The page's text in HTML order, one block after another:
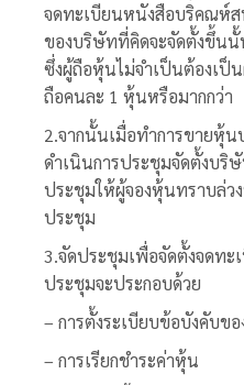
จดทะเบียนหนังสือบริคณห์
ของบริษัทที่คิดจะจัดตั้งขึ้น
ซึ่งผู้ถือหุ้นไม่จำเป็นต้องเป็
ถือคนละ 1 หุ้นหรือมากกว่า
2.จากนั้นเมื่อทำการขายหุ้
ดำเนินการประชุมจัดตั้งบริ
ประชุมให้ผู้จองหุ้นทราบล่ว
ประชุม
3.จัดประชุมเพื่อจัดตั้งจดทะ
ประชุมจะประกอบด้วย
– การตั้งระเบียบข้อบังคับข
– การเรียกชำระค่าหุ้น